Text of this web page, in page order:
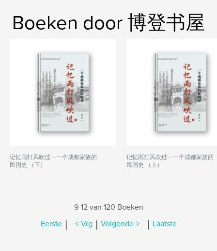
Boeken door 博登书屋
记忆雨打风吹过---一个成都家族的
民国史 （下）
记忆雨打风吹过---一个成都家族的
民国史 （上）
9-12 van 120 Boeken
Eerste | < Vrg | Volgende > | Laatste